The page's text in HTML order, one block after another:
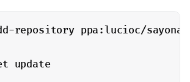
repository ppa:lucioc/
update